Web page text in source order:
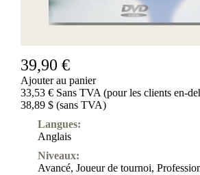
39,90 €
Ajouter au panier
33,53 € Sans TVA (pour les clients en-
38,89 $ (sans TVA)
Langues:
Anglais
Niveaux:
Avancé, Joueur de tournoi,